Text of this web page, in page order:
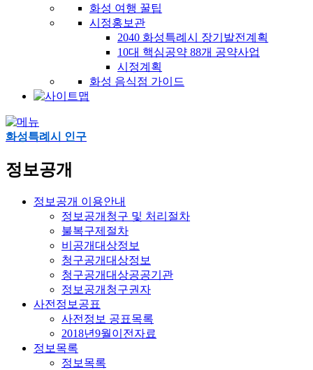
화성 여행 꿀팁
시정홍보관
2040 화성특례시 장기발전계획
10대 핵심공약 88개 공약사업
시정계획
화성 음식점 가이드
화성특례시 인구
정보공개
정보공개 이용안내
정보공개청구 및 처리절차
불복구제절차
비공개대상정보
청구공개대상정보
청구공개대상공공기관
정보공개청구권자
사전정보공표
사전정보 공표목록
2018년9월이전자료
정보목록
정보목록